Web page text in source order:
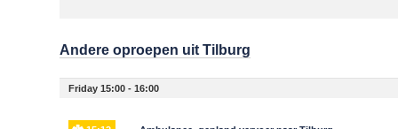
Andere oproepen uit Tilburg
Friday 15:00 - 16:00